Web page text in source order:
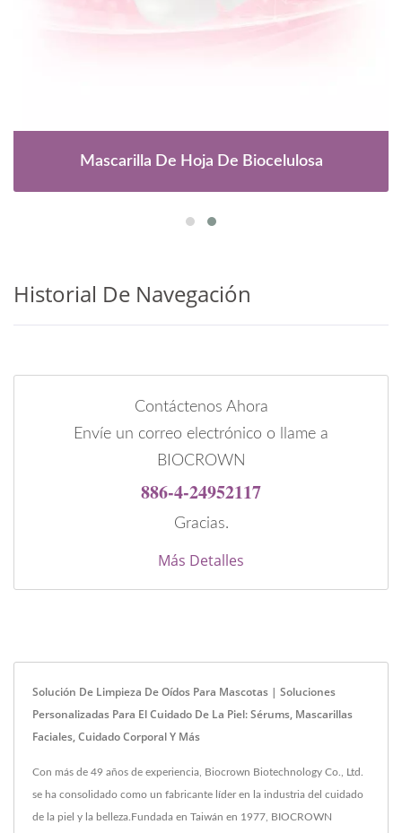
Mascarilla De Hoja De Biocelulosa
Historial De Navegación
Contáctenos Ahora
Envíe un correo electrónico o llame a
BIOCROWN
886-4-24952117
Gracias.
Más Detalles
Solución De Limpieza De Oídos Para Mascotas | Soluciones
Personalizadas Para El Cuidado De La Piel: Sérums, Mascarillas
Faciales, Cuidado Corporal Y Más
Con más de 49 años de experiencia, Biocrown Biotechnology Co., Ltd.
se ha consolidado como un fabricante líder en la industria del cuidado
de la piel y la belleza.Fundada en Taiwán en 1977, BIOCROWN